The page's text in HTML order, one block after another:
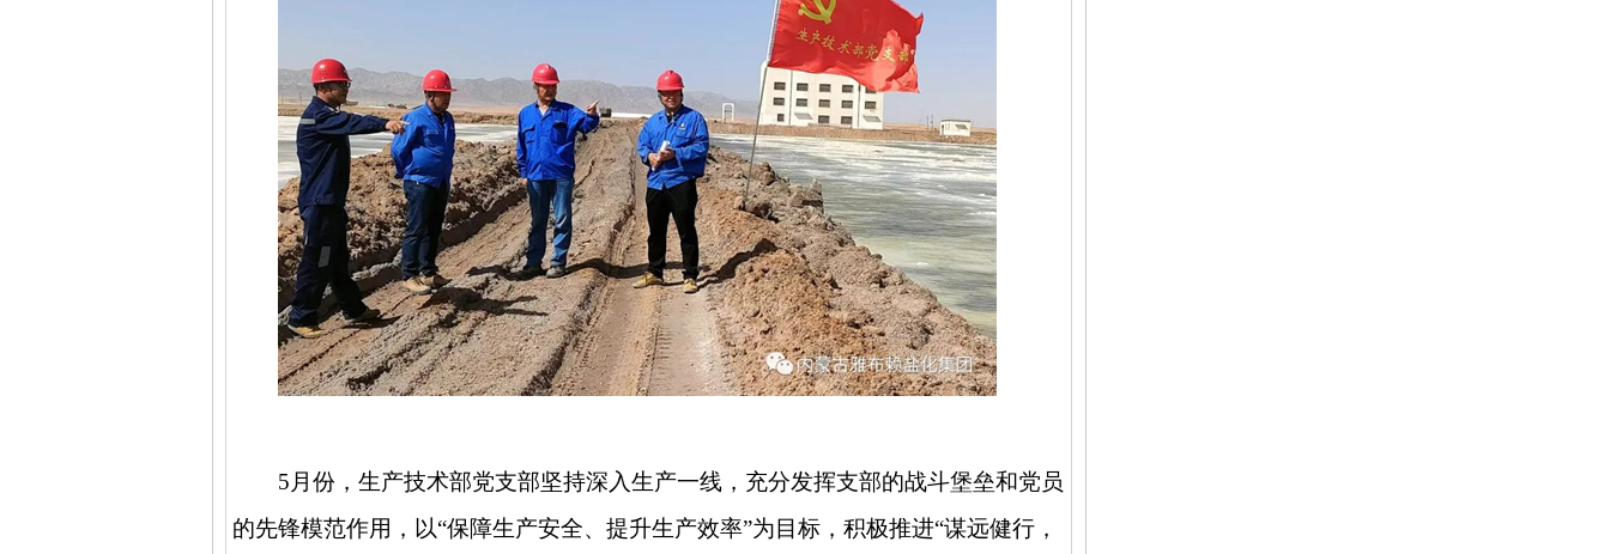
5 月份，生产技术部党支部坚持深入生产一线，充分发挥支部的战斗堡垒和党员
的先锋模范作用，以“保障生产安全、提升生产效率”为目标，积极推进“谋远健行，